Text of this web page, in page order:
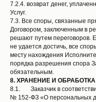
7.2.4. возврат денег,
Услуг.
7.3. Все споры, связанные
Договором, заключенным в
решают путем переговоров.
не удается достичь, все
месту нахождения
порядка разрешения спора
обязательным.
8. ХРАНЕНИЕ И
8.1. Заказчик в
№ 152-ФЗ «О персональных